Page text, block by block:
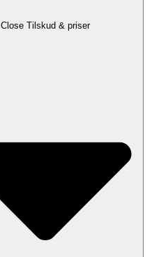
Close Tilskud & priser